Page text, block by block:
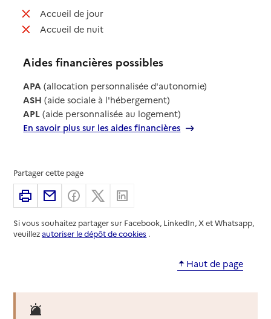
Accueil de jour: non disponible
Accueil de nuit: non disponible
Aides financières possibles
APA (allocation personnalisée d'autonomie)
ASH (aide sociale à l'hébergement)
APL (aide personnalisée au logement)
En savoir plus sur les aides financières
Partager cette page
ImprimerPartager par email
Partager sur Facebook
Partager sur X
Si vous souhaitez partager sur Facebook, LinkedIn, X et Whatsapp,
veuillezautoriser le dépôt de cookies .
Haut de page